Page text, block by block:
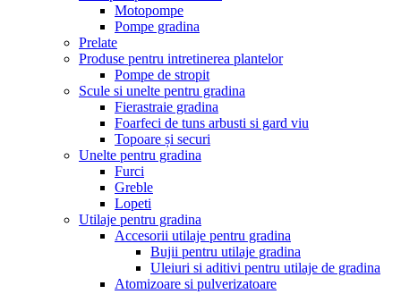
Motopompe
Pompe gradina
Prelate
Produse pentru intretinerea plantelor
Pompe de stropit
Scule si unelte pentru gradina
Fierastraie gradina
Foarfeci de tuns arbusti si gard viu
Topoare și securi
Unelte pentru gradina
Furci
Greble
Lopeti
Utilaje pentru gradina
Accesorii utilaje pentru gradina
Bujii pentru utilaje gradina
Uleiuri si aditivi pentru utilaje de gradina
Atomizoare si pulverizatoare